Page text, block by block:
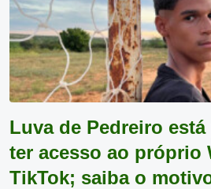
Luva de Pedreiro
ter acesso ao próprio
TikTok; saiba o